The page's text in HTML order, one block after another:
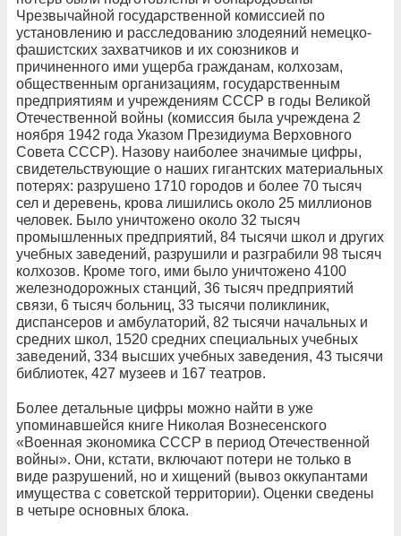
Чрезвычайной государственной комиссией по
установлению и расследованию злодеяний немецко-
фашистских захватчиков и их союзников и
причиненного ими ущерба гражданам, колхозам,
общественным организациям, государственным
предприятиям и учреждениям СССР в годы Великой
Отечественной войны (комиссия была учреждена 2
ноября 1942 года Указом Президиума Верховного
Совета СССР). Назову наиболее значимые цифры,
свидетельствующие о наших гигантских материальных
потерях: разрушено 1710 городов и более 70 тысяч
сел и деревень, крова лишились около 25 миллионов
человек. Было уничтожено около 32 тысяч
промышленных предприятий, 84 тысячи школ и других
учебных заведений, разрушили и разграбили 98 тысяч
колхозов. Кроме того, ими было уничтожено 4100
железнодорожных станций, 36 тысяч предприятий
связи, 6 тысяч больниц, 33 тысячи поликлиник,
диспансеров и амбулаторий, 82 тысячи начальных и
средних школ, 1520 средних специальных учебных
заведений, 334 высших учебных заведения, 43 тысячи
библиотек, 427 музеев и 167 театров.
Более детальные цифры можно найти в уже
упоминавшейся книге Николая Вознесенского
«Военная экономика СССР в период Отечественной
войны». Они, кстати, включают потери не только в
виде разрушений, но и хищений (вывоз оккупантами
имущества с советской территории). Оценки сведены
в четыре основных блока.